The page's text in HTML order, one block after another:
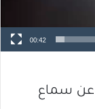
00:42
عن سماع